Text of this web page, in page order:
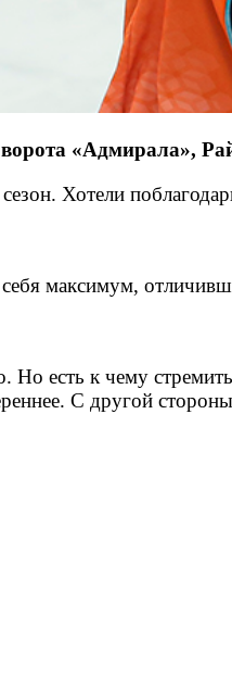
«Адмирала»,
Хотели
максимум,
Но есть к чему
С другой